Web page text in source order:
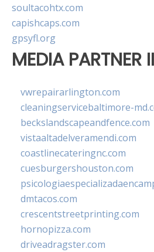
soultacohtx.com
capishcaps.com
gpsyfl.org
MEDIA PARTNER
vwrepairarlington.com
cleaningservicebaltimore-
beckslandscapeandfence.com
vistaaltadelveramendi.com
coastlinecateringnc.com
cuesburgershouston.com
dmtacos.com
crescentstreetprinting.com
hornopizza.com
driveadragster.com